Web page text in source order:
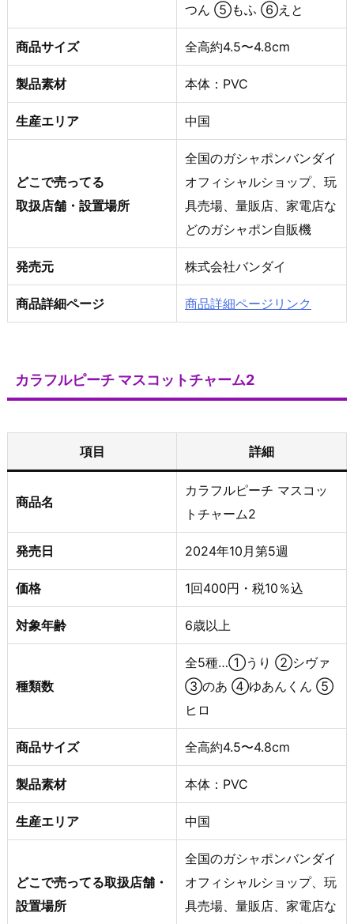
つん ⑤もふ ⑥えと
商品サイズ 全高約4.5〜4.8cm
製品素材 本体：PVC
生産エリア 中国
どこで売ってる
取扱店舗・設置場所
全国のガシャポンバンダイ
オフィシャルショップ、玩
具売場、量販店、家電店な
どのガシャポン自販機
発売元 株式会社バンダイ
商品詳細ページ 商品詳細ページリンク
カラフルピーチ マスコットチャーム2
項目 詳細
商品名
カラフルピーチ マスコッ
トチャーム2
発売日 2024年10月第5週
価格 1回400円・税10％込
対象年齢 6歳以上
種類数
全5種…①うり ②シヴァ
③のあ ④ゆあんくん ⑤
ヒロ
商品サイズ 全高約4.5〜4.8cm
製品素材 本体：PVC
生産エリア 中国
どこで売ってる取扱店舗・
設置場所
全国のガシャポンバンダイ
オフィシャルショップ、玩
具売場、量販店、家電店な